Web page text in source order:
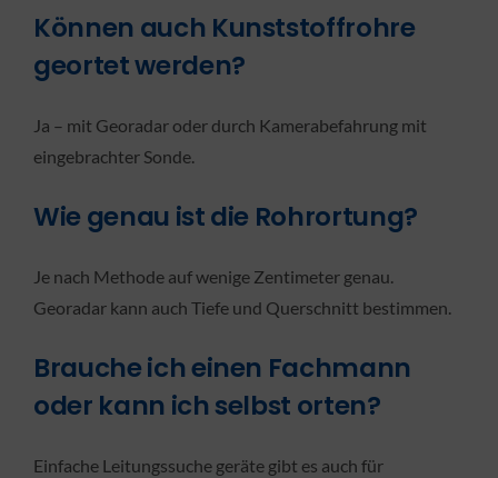
Können auch Kunststoffrohre
geortet werden?
Ja – mit Georadar oder durch Kamerabefahrung mit
eingebrachter Sonde.
Wie genau ist die Rohrortung?
Je nach Methode auf wenige Zentimeter genau.
Georadar kann auch Tiefe und Querschnitt bestimmen.
Brauche ich einen Fachmann
oder kann ich selbst orten?
Einfache Leitungssuche geräte gibt es auch für